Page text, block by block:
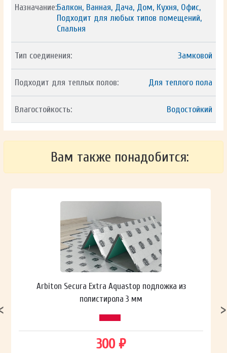
Назначание:Балкон, Ванная, Дача, Дом, Кухня, Офис,
Подходит для любых типов помещений,
Спальня
Тип соединения: Замковой
Подходит для теплых полов: Для теплого пола
Влагостойкость: Водостойкий
Вам также понадобится:
Arbiton Secura Extra Aquastop подложка из
полистирола 3 мм
300 ₽